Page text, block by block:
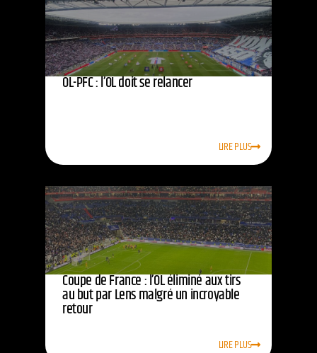
OL-PFC : l’OL doit se relancer
LIRE PLUS
Coupe de France : l’OL éliminé aux tirs
au but par Lens malgré un incroyable
retour
LIRE PLUS